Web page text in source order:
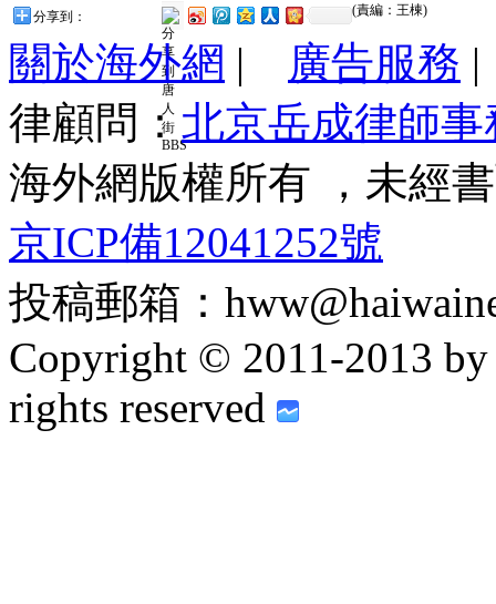
分享到： (責編：王棟)
關於海外網 | 廣告服務
律顧問：北京岳成律師事
海外網版權所有 ，未經
京ICP備12041252號
投稿郵箱：
Copyright © 2011-2013
rights reserved